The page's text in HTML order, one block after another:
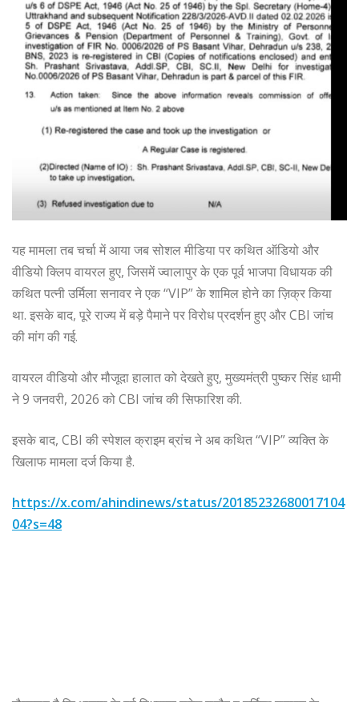
यह मामला तब चर्चा में आया जब सोशल मीडिया पर कथित ऑडियो और
वीडियो क्लिप वायरल हुए, जिसमें ज्वालापुर के एक पूर्व भाजपा विधायक की
कथित पत्नी उर्मिला सनावर ने एक “VIP” के शामिल होने का ज़िक्र किया
था. इसके बाद, पूरे राज्य में बड़े पैमाने पर विरोध प्रदर्शन हुए और CBI जांच
की मांग की गई.
वायरल वीडियो और मौजूदा हालात को देखते हुए, मुख्यमंत्री पुष्कर सिंह धामी
ने 9 जनवरी, 2026 को CBI जांच की सिफारिश की.
इसके बाद, CBI की स्पेशल क्राइम ब्रांच ने अब कथित “VIP” व्यक्ति के
खिलाफ मामला दर्ज किया है.
https://x.com/ahindinews/status/20185232680017104
04?s=48